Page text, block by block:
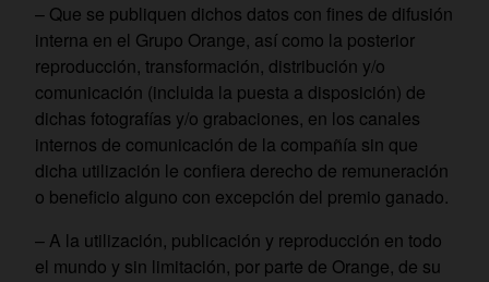
– Que se publiquen dichos datos con fines de difusión
interna en el Grupo Orange, así como la posterior
reproducción, transformación, distribución y/o
comunicación (incluida la puesta a disposición) de
dichas fotografías y/o grabaciones, en los canales
internos de comunicación de la compañía sin que
dicha utilización le confiera derecho de remuneración
o beneficio alguno con excepción del premio ganado.
– A la utilización, publicación y reproducción en todo
el mundo y sin limitación, por parte de Orange, de su